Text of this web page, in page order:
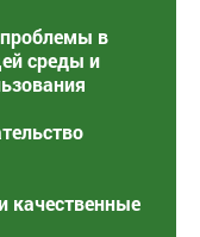
проблемы в
среды и
качественные